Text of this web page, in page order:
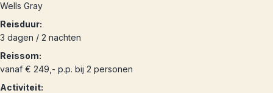
Wells Gray
Reisduur:
3 dagen / 2 nachten
Reissom:
vanaf € 249,- p.p. bij 2 personen
Activiteit: